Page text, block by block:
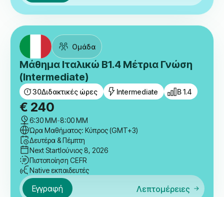
Ομάδα
Μάθημα Ιταλικώ B1.4 Μέτρια Γνώση
(Intermediate)
30Διδακτικές ώρες Intermediate B 1.4
€ 240
6:30 ΜΜ-8:00 ΜΜ
Ώρα Μαθήματος: Κύπρος (GMT+3)
Δευτέρα & Πέμπτη
Next StartΙούνιος 8, 2026
Πιστοποίηση CEFR
Native εκπαιδευτές
Εγγραφή Λεπτομέρειες